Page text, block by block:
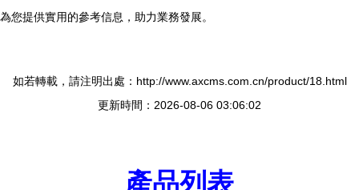
為您提供實用的參考信息，助力業務發展。
如若轉載，請注明出處：http://www.axcms.com.cn/product/18.html
更新時間：2026-08-06 03:06:02
產品列表